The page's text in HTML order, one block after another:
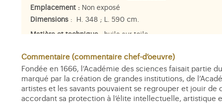
Emplacement : Non exposé
Dimensions : H. 348 ; L. 590 cm.
Matière et technique : huile sur toile
Baptiste Duhamel,Giovanni-Domenico Cassini
Philippe, duc d'Orléans
Commentaire (commentaire chef-d’oeuvre)
Fondée en 1666, l’Académie des sciences faisait partie
marqué par la création de grandes institutions, de
artistes et les savants pouvaient se regrouper et jouir
accordant sa protection à l’élite intellectuelle, artistique